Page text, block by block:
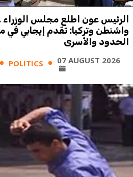
الرئيس عون اطلع مجلس الوزراء
واشنطن وتركيا: تقدم إيجابي في
الحدود والأسرى
POLITICS 07 AUGUST 2026